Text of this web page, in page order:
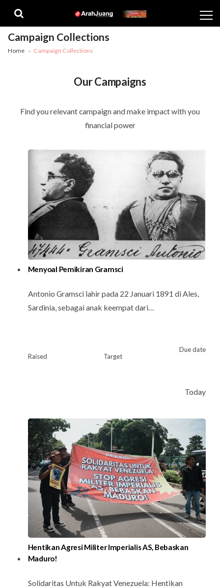
navigation
content
Campaign Collections
Home Campaign Collections
Our Campaigns
Find you relevant campaign and make impact with you
financial power
Menyoal Pemikiran Gramsci
Antonio Gramsci lahir pada 22 Januari 1891 di Ales,
Sardinia, sebagai anak keempat dari…
Raised Target
Due date
Today
Hentikan Agresi Militer Imperialis AS, Bebaskan
Maduro!
Solidaritas Untuk Rakyat Venezuela: Hentikan